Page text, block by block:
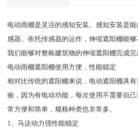
电动雨棚是灵活的感知安装。感知安装是
感器。依托传感器的运作，伸缩遮阳棚能够
我们能够对整栋建筑物的伸缩遮阳棚完成完
电动雨棚遮阳棚使用方便，性能稳定
相对比传统的遮阳棚来说，电动遮阳棚具
验，因为有电动功能，每次使用不需要自
常方便和简单，规格种类也非常多。
1、马达动力强性能稳定